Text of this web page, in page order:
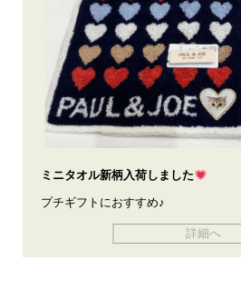
ミニタオル新柄入荷しました
プチギフトにおすすめ♪
詳細へ